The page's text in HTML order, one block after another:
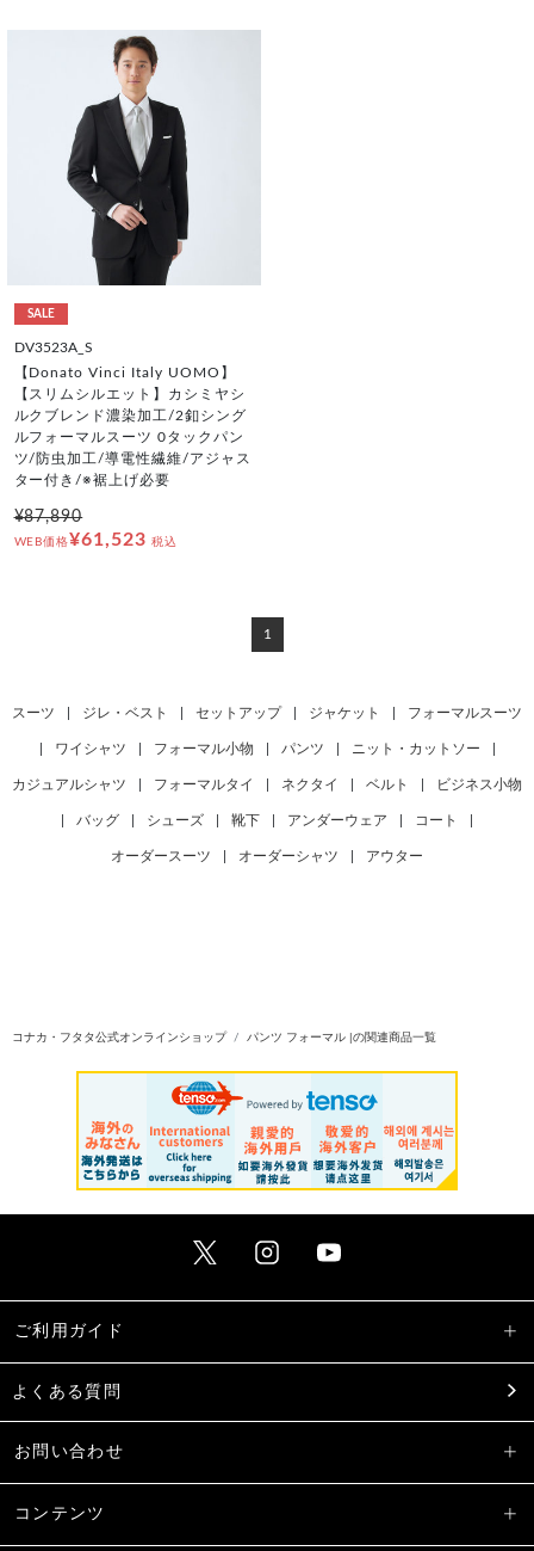
SALE
DV3523A_S
【Donato Vinci Italy UOMO】
【スリムシルエット】カシミヤシ
ルクブレンド濃染加工/2釦シング
ルフォーマルスーツ 0タックパン
ツ/防虫加工/導電性繊維/アジャス
ター付き/※裾上げ必要
¥87,890
WEB価格¥61,523 税込
1
スーツ ジレ・ベスト セットアップ ジャケット フォーマルスーツ
ワイシャツ フォーマル小物 パンツ ニット・カットソー
カジュアルシャツ フォーマルタイ ネクタイ ベルト ビジネス小物
バッグ シューズ 靴下 アンダーウェア コート
オーダースーツ オーダーシャツ アウター
コナカ・フタタ公式オンラインショップ パンツ フォーマル |の関連商品一覧
ご利用ガイド
よくある質問
お問い合わせ
コンテンツ